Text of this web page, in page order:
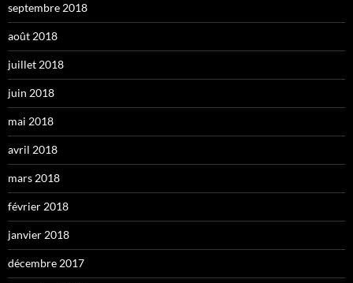
septembre 2018
août 2018
juillet 2018
juin 2018
mai 2018
avril 2018
mars 2018
février 2018
janvier 2018
décembre 2017